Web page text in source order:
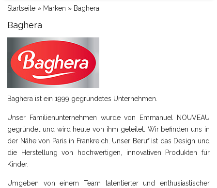
Startseite » Marken » Baghera
Baghera
Baghera ist ein 1999 gegründetes Unternehmen.
Unser Familienunternehmen wurde von Emmanuel NOUVEAU
gegründet und wird heute von ihm geleitet. Wir befinden uns in
der Nähe von Paris in Frankreich. Unser Beruf ist das Design und
die Herstellung von hochwertigen, innovativen Produkten für
Kinder.
Umgeben von einem Team talentierter und enthusiastischer